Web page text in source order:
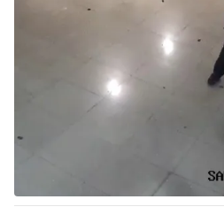
Thị trường